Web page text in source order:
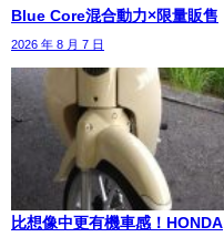
Blue Core混合動力×限量販售
2026 年 8 月 7 日
比想像中更有機車感！HONDA